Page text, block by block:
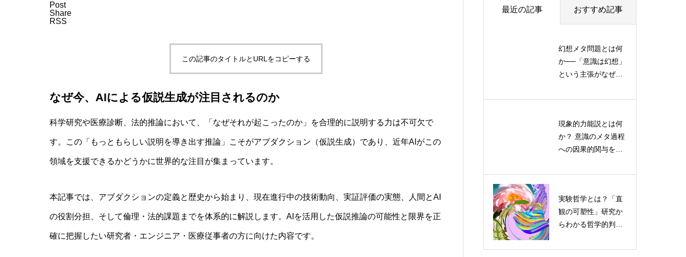
実験哲学とは？「直観の可塑性」研究からわかる哲学的判断のゆらぎと限界
AI研究
量子デコヒーレンスとエナクティビズム――「意味の安定化」に潜む構造的並行関係を読み解く
Post
Share
RSS
この記事のタイトルとURLをコピーする
なぜ今、AIによる仮説生成が注目されるのか
科学研究や医療診断、法的推論において、「なぜそれが起こったのか」を合理的に説明する力は不可欠で
す。この「もっともらしい説明を導き出す推論」こそがアブダクション（仮説生成）であり、近年AIがこの
領域を支援できるかどうかに世界的な注目が集まっています。
本記事では、アブダクションの定義と歴史から始まり、現在進行中の技術動向、実証評価の実態、人間とAI
の役割分担、そして倫理・法的課題までを体系的に解説します。AIを活用した仮説推論の可能性と限界を正
確に把握したい研究者・エンジニア・医療従事者の方に向けた内容です。
最近の記事 おすすめ記事
幻想メタ問題とは何
か──「意識は幻想」
という主張がなぜ受
認知科学から読み解
現象的力能説とは何
か？ 意識のメタ過程
への因果的関与を検
実験哲学とは？「直
観の可塑性」研究か
らわかる哲学的判断
ポストヒューマン記
号論とは何か？AI・
ロボット・環境が意
理論
デジタルエコロジー
とは？情報空間を生
態系として読み解く
予測符号化と差延が
交わる地平：脳科学
と哲学が明かすサリ